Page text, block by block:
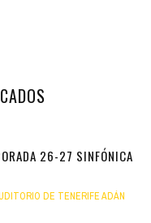
26-27 SINFÓNICA
DE TENERIFE ADÁN